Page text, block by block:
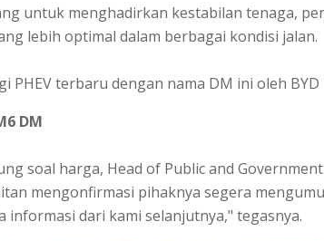
untuk menghadirkan kestabilan tenaga,
lebih optimal dalam berbagai kondisi jalan.
PHEV terbaru dengan nama DM ini oleh
DM
soal harga, Head of Public and
mengonfirmasi pihaknya segera
informasi dari kami selanjutnya," tegasnya.